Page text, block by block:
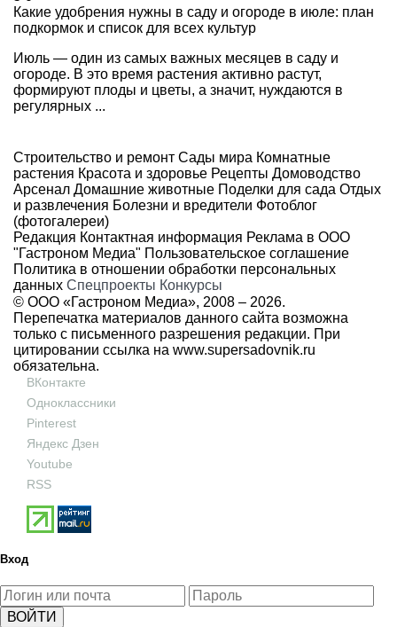
Какие удобрения нужны в саду и огороде в июле: план
подкормок и список для всех культур
Июль — один из самых важных месяцев в саду и
огороде. В это время растения активно растут,
формируют плоды и цветы, а значит, нуждаются в
регулярных ...
Строительство и ремонт Сады мира Комнатные
растения Красота и здоровье Рецепты Домоводство
Арсенал Домашние животные Поделки для сада Отдых
и развлечения Болезни и вредители Фотоблог
(фотогалереи)
Редакция Контактная информация Реклама в ООО
"Гастроном Медиа" Пользовательское соглашение
Политика в отношении обработки персональных
данных Спецпроекты Конкурсы
© ООО «Гастроном Медиа», 2008 – 2026.
Перепечатка материалов данного сайта возможна
только с письменного разрешения редакции. При
цитировании ссылка на www.supersadovnik.ru
обязательна.
ВКонтакте
Одноклассники
Pinterest
Яндекс Дзен
Youtube
RSS
Вход